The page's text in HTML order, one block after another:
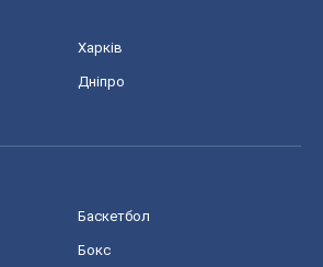
Харків
Дніпро
Баскетбол
Бокс